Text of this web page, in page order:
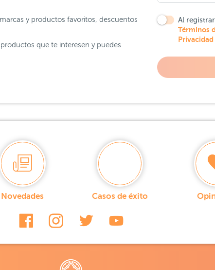
y productos favoritos, descuentos
que te interesen y puedes
Al
Términos
Privacidad
Novedades Casos de éxito